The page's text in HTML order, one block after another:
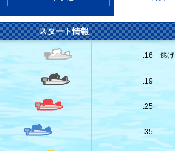
スタート情報
.16 逃げ
.19
.25
.35